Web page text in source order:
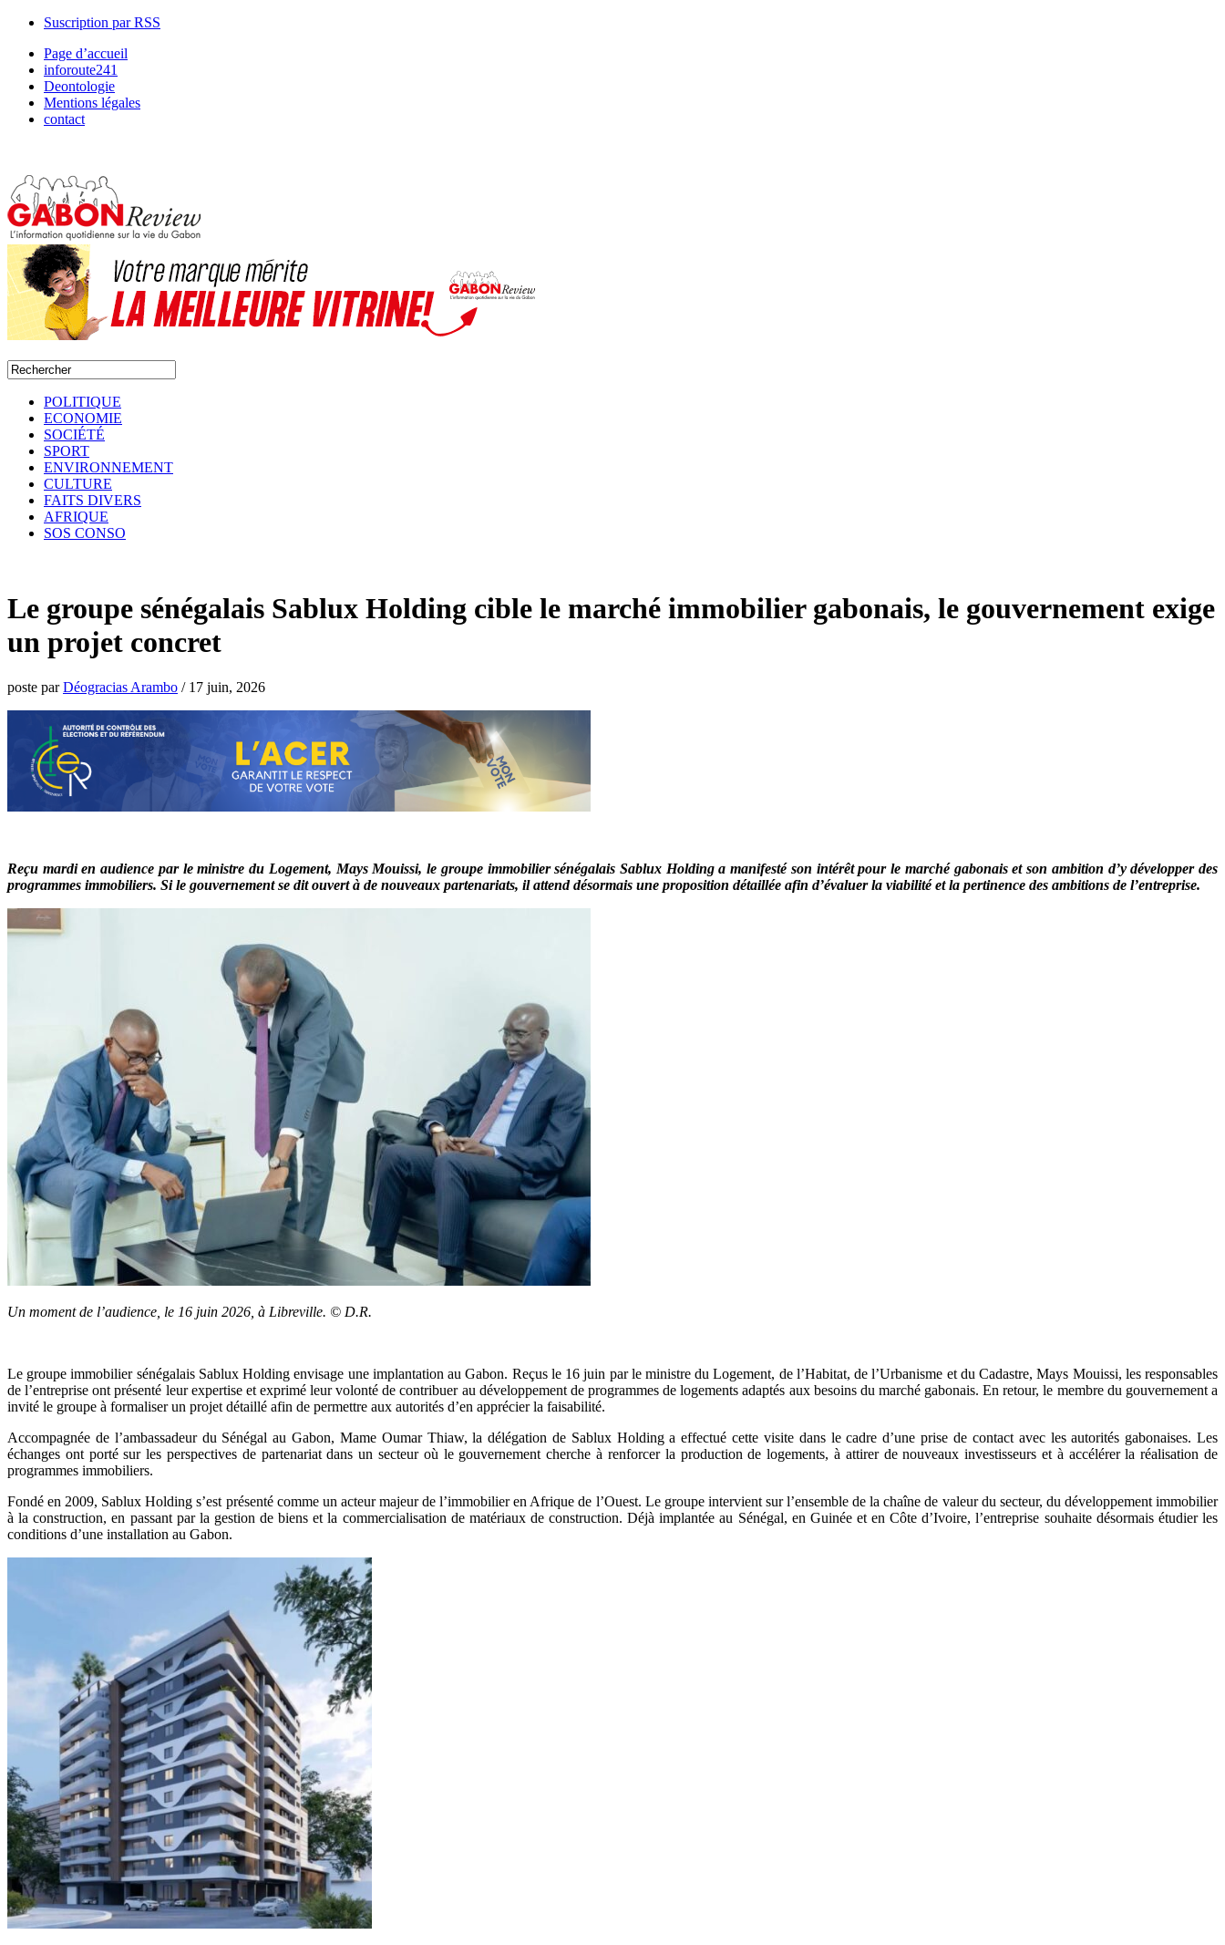
Suscription par RSS
Page d’accueil
inforoute241
Deontologie
Mentions légales
contact
POLITIQUE
ECONOMIE
SOCIÉTÉ
SPORT
ENVIRONNEMENT
CULTURE
FAITS DIVERS
AFRIQUE
SOS CONSO
Le groupe sénégalais Sablux Holding cible le marché immobilier gabonais, le gouvernement exige
un projet concret
poste parDéogracias Arambo / 17 juin, 2026
Reçu mardi en audience par le ministre du Logement, Mays Mouissi, le groupe immobilier sénégalais Sablux Holding a manifesté son intérêt pour le marché gabonais et son ambition d’y développer des
programmes immobiliers. Si le gouvernement se dit ouvert à de nouveaux partenariats, il attend désormais une proposition détaillée afin d’évaluer la viabilité et la pertinence des ambitions de l’entreprise.
Un moment de l’audience, le 16 juin 2026, à Libreville. © D.R.
Le groupe immobilier sénégalais Sablux Holding envisage une implantation au Gabon. Reçus le 16 juin par le ministre du Logement, de l’Habitat, de l’Urbanisme et du Cadastre, Mays Mouissi, les responsables
de l’entreprise ont présenté leur expertise et exprimé leur volonté de contribuer au développement de programmes de logements adaptés aux besoins du marché gabonais. En retour, le membre du gouvernement a
invité le groupe à formaliser un projet détaillé afin de permettre aux autorités d’en apprécier la faisabilité.
Accompagnée de l’ambassadeur du Sénégal au Gabon, Mame Oumar Thiaw, la délégation de Sablux Holding a effectué cette visite dans le cadre d’une prise de contact avec les autorités gabonaises. Les
échanges ont porté sur les perspectives de partenariat dans un secteur où le gouvernement cherche à renforcer la production de logements, à attirer de nouveaux investisseurs et à accélérer la réalisation de
programmes immobiliers.
Fondé en 2009, Sablux Holding s’est présenté comme un acteur majeur de l’immobilier en Afrique de l’Ouest. Le groupe intervient sur l’ensemble de la chaîne de valeur du secteur, du développement immobilier
à la construction, en passant par la gestion de biens et la commercialisation de matériaux de construction. Déjà implantée au Sénégal, en Guinée et en Côte d’Ivoire, l’entreprise souhaite désormais étudier les
conditions d’une installation au Gabon.